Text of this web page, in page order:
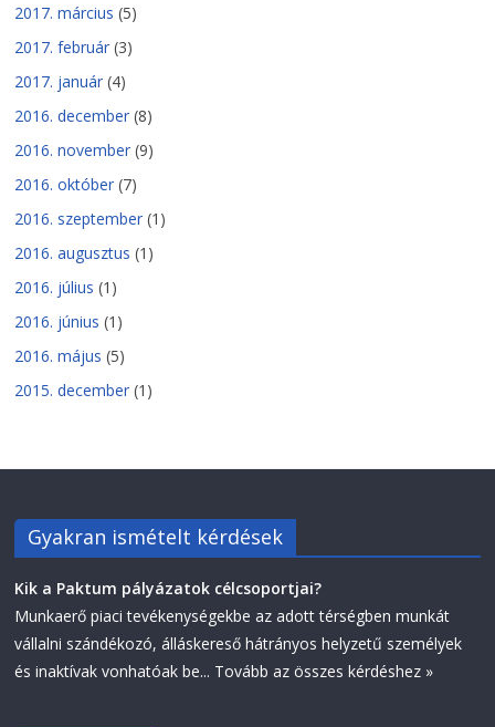
2017. március (5)
2017. február (3)
2017. január (4)
2016. december (8)
2016. november (9)
2016. október (7)
2016. szeptember (1)
2016. augusztus (1)
2016. július (1)
2016. június (1)
2016. május (5)
2015. december (1)
Gyakran ismételt kérdések
Kik a Paktum pályázatok célcsoportjai?
Munkaerő piaci tevékenységekbe az adott térségben munkát
vállalni szándékozó, álláskereső hátrányos helyzetű személyek
és inaktívak vonhatóak be... Tovább az összes kérdéshez »